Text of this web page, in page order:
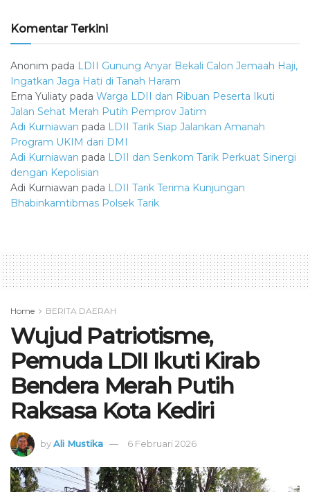
Komentar Terkini
Anonim pada LDII Gunung Anyar Bekali Calon Jemaah Haji,
Ingatkan Jaga Hati di Tanah Haram
Erna Yuliaty pada Warga LDII dan Ribuan Peserta Ikuti
Jalan Sehat Merah Putih Pemprov Jatim
Adi Kurniawan pada LDII Tarik Siap Jalankan Amanah
Program UKIM dari DMI
Adi Kurniawan pada LDII dan Senkom Tarik Perkuat Sinergi
dengan Kepolisian
Adi Kurniawan pada LDII Tarik Terima Kunjungan
Bhabinkamtibmas Polsek Tarik
Home BERITA DAERAH
Wujud Patriotisme,
Pemuda LDII Ikuti Kirab
Bendera Merah Putih
Raksasa Kota Kediri
byAli Mustika 6 Februari 2026